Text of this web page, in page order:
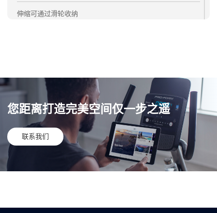
伸缩可通过滑轮收纳
Bluetooth® 蓝牙连接
WiFi 与以太网连接
您距离打造完美空间仅一步之遥
联系我们